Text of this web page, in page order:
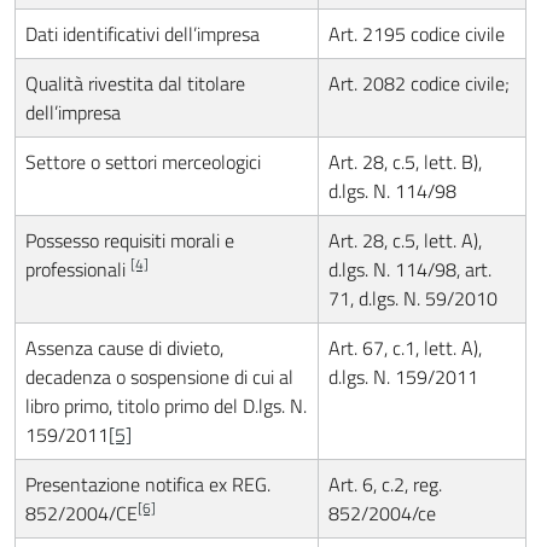
Dati identificativi dell’impresa
Art. 2195 codice civile
Qualità rivestita dal titolare
dell’impresa
Art. 2082 codice civile;
Settore o settori merceologici
Art. 28, c.5, lett. B),
d.lgs. N. 114/98
Possesso requisiti morali e
professionali [4]
Art. 28, c.5, lett. A),
d.lgs. N. 114/98, art.
71, d.lgs. N. 59/2010
Assenza cause di divieto,
decadenza o sospensione di cui al
libro primo, titolo primo del D.lgs. N.
159/2011[5]
Art. 67, c.1, lett. A),
d.lgs. N. 159/2011
Presentazione notifica ex REG.
852/2004/CE[6]
Art. 6, c.2, reg.
852/2004/ce